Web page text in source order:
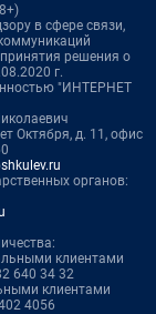
в сфере связи,
решения о
г.
"ИНТЕРНЕТ
Октября, д. 11, офис
органов:
клиентами
640 34 32
клиентами
4056